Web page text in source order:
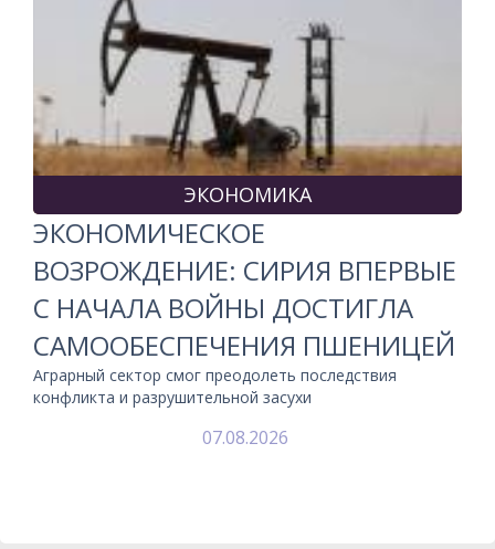
ЭКОНОМИКА
ЭКОНОМИЧЕСКОЕ
ВОЗРОЖДЕНИЕ: СИРИЯ ВПЕРВЫЕ
С НАЧАЛА ВОЙНЫ ДОСТИГЛА
САМООБЕСПЕЧЕНИЯ ПШЕНИЦЕЙ
Аграрный сектор смог преодолеть последствия
конфликта и разрушительной засухи
07.08.2026